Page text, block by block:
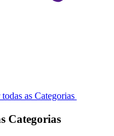
todas as Categorias
Categorias